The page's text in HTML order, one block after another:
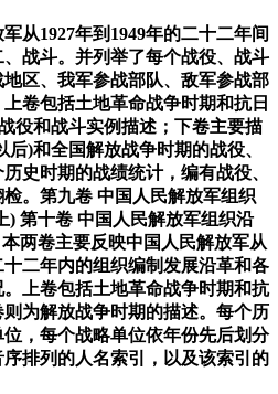
从1927年到1949年的二十二年间
战斗。并列举了每个战役、战斗
区、我军参战部队、敌军参战部
卷包括土地革命战争时期和抗日
役和战斗实例描述；下卷主要描
)和全国解放战争时期的战役、
史时期的战绩统计，编有战役、
。第九卷 中国人民解放军组织
) 第十卷 中国人民解放军组织沿
两卷主要反映中国人民解放军从
十二年内的组织编制发展沿革和各
上卷包括土地革命战争时期和抗
为解放战争时期的描述。每个历
，每个战略单位依年份先后划分
排列的人名索引，以及该索引的